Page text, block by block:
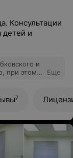
Консультации
детей и
и
при этом
к
Уже
Еще
7